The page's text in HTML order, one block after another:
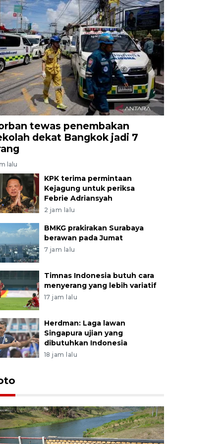
tewas penembakan
dekat Bangkok jadi 7
lalu
KPK terima permintaan
Kejagung untuk periksa
Febrie Adriansyah
2 jam lalu
BMKG prakirakan Surabaya
berawan pada Jumat
7 jam lalu
Timnas Indonesia butuh cara
menyerang yang lebih variatif
17 jam lalu
Herdman: Laga lawan
Singapura ujian yang
dibutuhkan Indonesia
18 jam lalu